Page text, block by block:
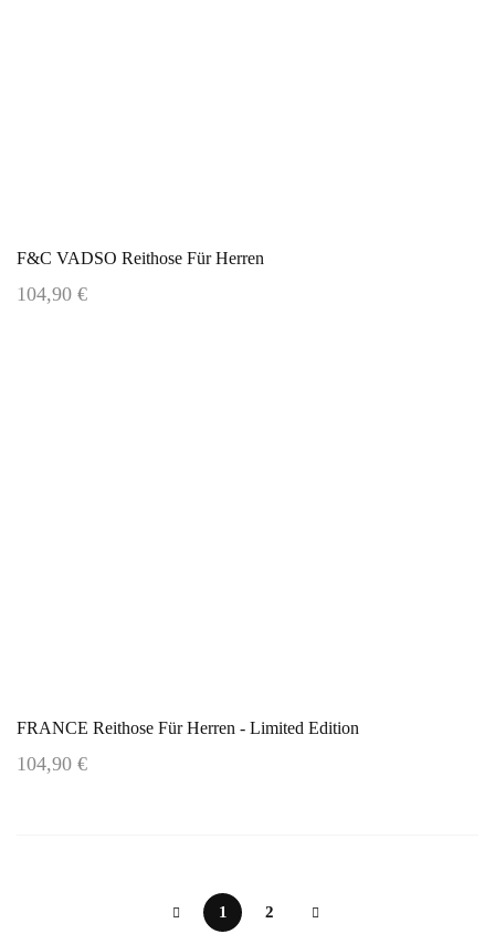
F&C VADSO Reithose Für Herren
104,90 €
FRANCE Reithose Für Herren - Limited Edition
104,90 €
1 2